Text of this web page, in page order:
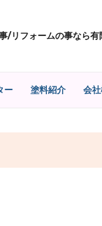
/リフォームの事なら
ー 塗料紹介 会